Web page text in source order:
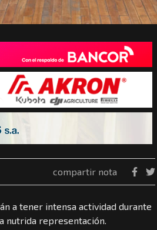
compartir nota
a tener intensa actividad durante
nutrida representación.